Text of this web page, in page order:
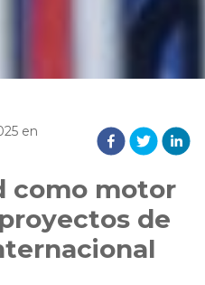
en
como motor
de